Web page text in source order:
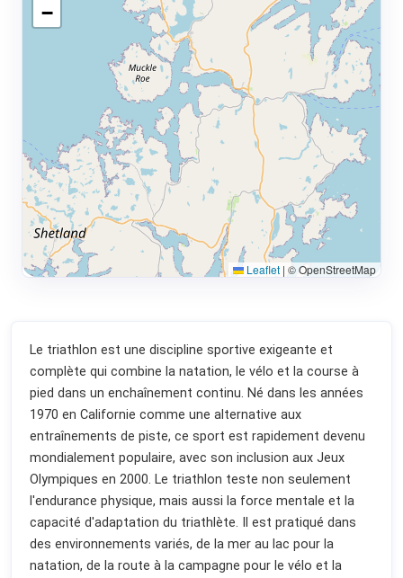
−
Leaflet | © OpenStreetMap
Le triathlon est une discipline sportive exigeante et
complète qui combine la natation, le vélo et la course à
pied dans un enchaînement continu. Né dans les années
1970 en Californie comme une alternative aux
entraînements de piste, ce sport est rapidement devenu
mondialement populaire, avec son inclusion aux Jeux
Olympiques en 2000. Le triathlon teste non seulement
l'endurance physique, mais aussi la force mentale et la
capacité d'adaptation du triathlète. Il est pratiqué dans
des environnements variés, de la mer au lac pour la
natation, de la route à la campagne pour le vélo et la